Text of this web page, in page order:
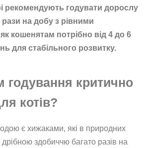
рекомендують годувати дорослу
на добу з рівними
кошенятам потрібно від 4 до 6
для стабільного розвитку.
критично
котів?
є хижаками, які в природних
здобиччю багато разів на